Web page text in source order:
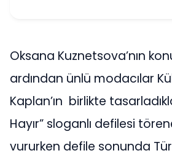
Oksana Kuznetsova’nın
ardından ünlü modacılar
Kaplan’ın birlikte
Hayır” sloganlı defilesi
vururken defile sonunda